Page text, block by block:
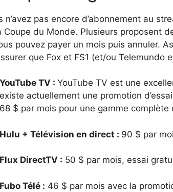
n’avez pas encore d’abonnement au
Coupe du Monde. Plusieurs proposent
pouvez payer un mois puis annuler.
que Fox et FS1 (et/ou Telemundo
YouTube TV : YouTube TV est une
existe actuellement une promotion
68 $ par mois pour une gamme
Hulu + Télévision en direct : 90 $ par
Flux DirectTV : 50 $ par mois, essai
Fubo Télé : 46 $ par mois avec la